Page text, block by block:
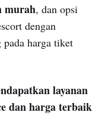
murah, dan opsi
dengan
pada harga tiket
layanan
dan harga terbaik